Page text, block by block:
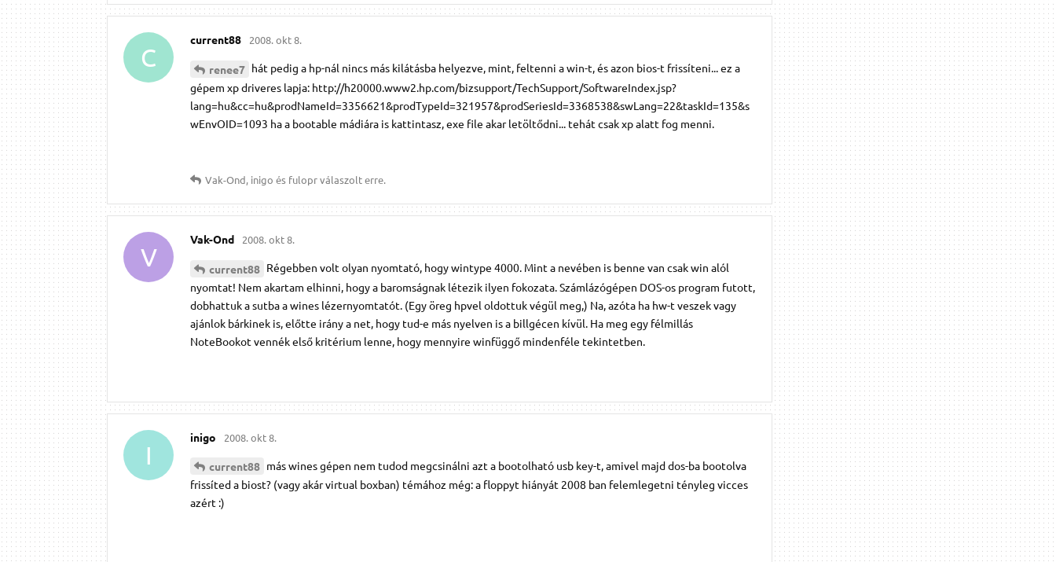
C
current88 2008. okt 8.
renee7 hát pedig a hp-nál nincs más kilátásba helyezve, mint, feltenni a win-t, és azon bios-t frissíteni... ez a
gépem xp driveres lapja: http://h20000.www2.hp.com/bizsupport/TechSupport/SoftwareIndex.jsp?
lang=hu&cc=hu&prodNameId=3356621&prodTypeId=321957&prodSeriesId=3368538&swLang=22&taskId=135&s
wEnvOID=1093 ha a bootable mádiára is kattintasz, exe file akar letöltődni... tehát csak xp alatt fog menni.
Vak-Ond, inigo és fuloprválaszolt erre.
V
Vak-Ond 2008. okt 8.
current88 Régebben volt olyan nyomtató, hogy wintype 4000. Mint a nevében is benne van csak win alól
nyomtat! Nem akartam elhinni, hogy a baromságnak létezik ilyen fokozata. Számlázógépen DOS-os program futott,
dobhattuk a sutba a wines lézernyomtatót. (Egy öreg hpvel oldottuk végül meg,) Na, azóta ha hw-t veszek vagy
ajánlok bárkinek is, előtte irány a net, hogy tud-e más nyelven is a billgécen kívül. Ha meg egy félmillás
NoteBookot vennék első kritérium lenne, hogy mennyire winfüggő mindenféle tekintetben.
I
inigo 2008. okt 8.
current88 más wines gépen nem tudod megcsinálni azt a bootolható usb key-t, amivel majd dos-ba bootolva
frissíted a biost? (vagy akár virtual boxban) témához még: a floppyt hiányát 2008 ban felemlegetni tényleg vicces
azért :)